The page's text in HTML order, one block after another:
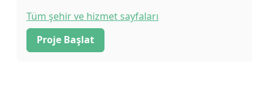
Tüm şehir ve hizmet sayfaları
Proje Başlat